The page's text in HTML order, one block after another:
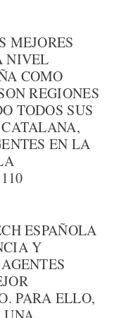
MEJORES
NIVEL
COMO
REGIONES
TODOS SUS
EN LA
ESPAÑOLA
Y
PARA ELLO,